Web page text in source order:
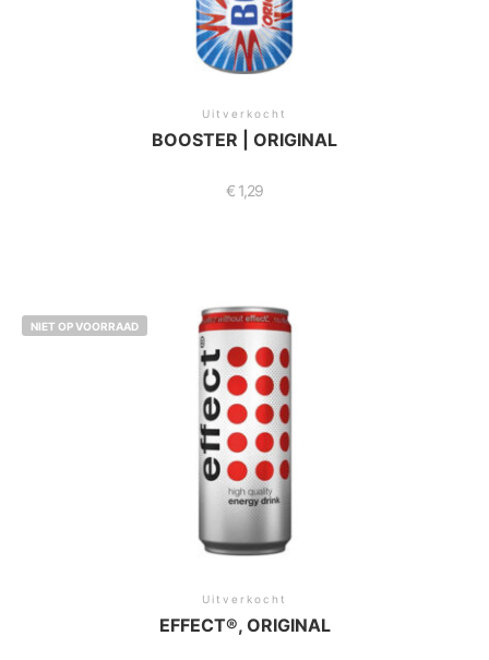
Uitverkocht
BOOSTER | ORIGINAL
€ 1,29
NIET OP VOORRAAD
Uitverkocht
EFFECT®, ORIGINAL